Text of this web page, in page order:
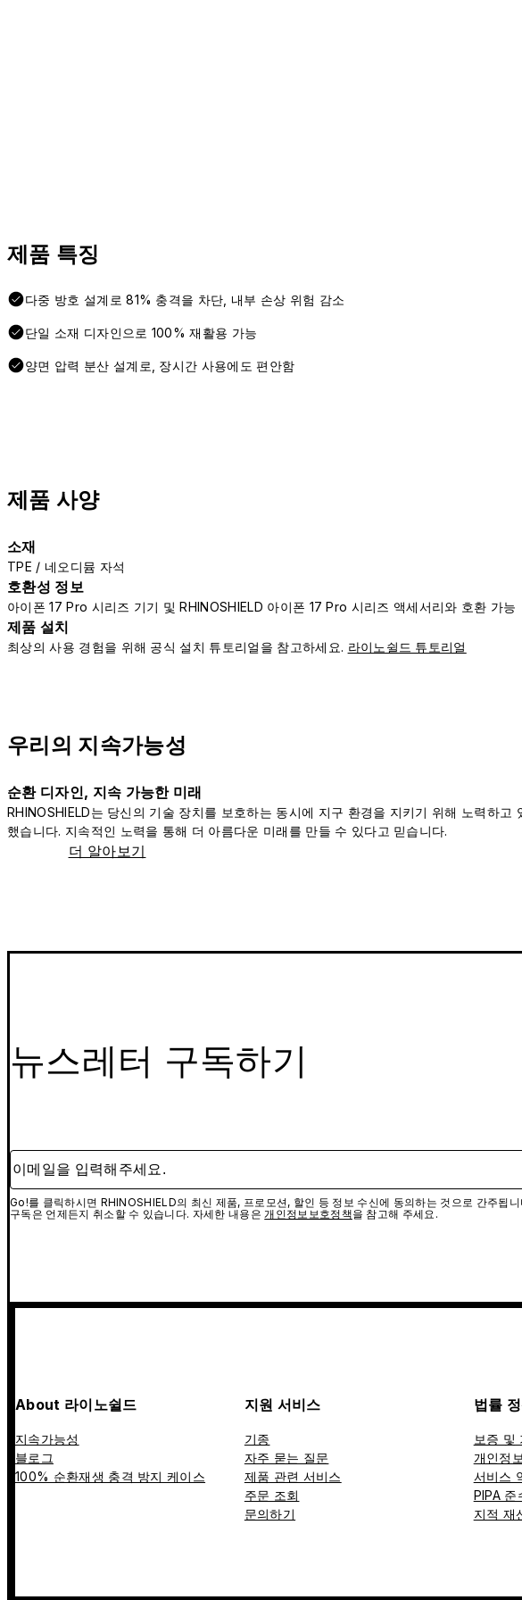
제품 특징
다중 방호 설계로 81% 충격을 차단, 내부 손상 위험 감소
단일 소재 디자인으로 100% 재활용 가능
양면 압력 분산 설계로, 장시간 사용에도 편안함
제품 사양
소재
TPE / 네오디뮴 자석
호환성 정보
아이폰 17 Pro 시리즈 기기 및 RHINOSHIELD 아이폰 17 Pro 시리즈 액세서리와 호환 가능
제품 설치
최상의 사용 경험을 위해 공식 설치 튜토리얼을 참고하세요. 라이노쉴드 튜토리얼
우리의 지속가능성
순환 디자인, 지속 가능한 미래
RHINOSHIELD는 당신의 기술 장치를 보호하는 동시에 지구 환경을 지키기 위해 노력하
했습니다. 지속적인 노력을 통해 더 아름다운 미래를 만들 수 있다고 믿습니다.
더 알아보기
뉴스레터 구독하기
이메일을 입력해주세요.
Go!를 클릭하시면 RHINOSHIELD의 최신 제품, 프로모션, 할인 등 정보 수신에 동의하는 것으로 간주됩니
구독은 언제든지 취소할 수 있습니다. 자세한 내용은개인정보보호정책을 참고해 주세요.
About 라이노쉴드
지속가능성
블로그
100% 순환재생 충격 방지 케이스
지원 서비스
기종
자주 묻는 질문
제품 관련 서비스
주문 조회
문의하기
법률
보증 및
개인정
서비스
PIPA 준
지적 재